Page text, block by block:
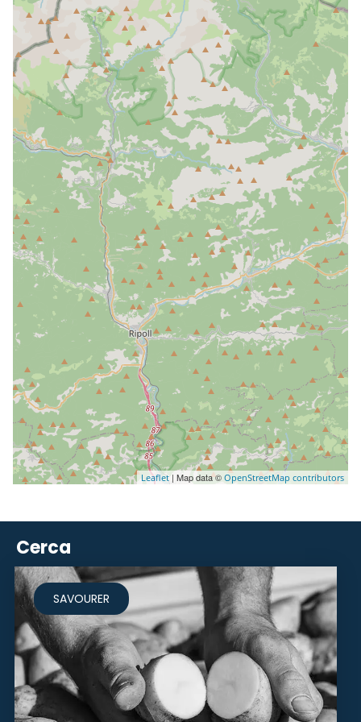
Leaflet | Map data © OpenStreetMap contributors
Cerca
SAVOURER